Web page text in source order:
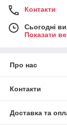
Контакти
Сьогодні
Показати
Про нас
Контакти
Доставка та